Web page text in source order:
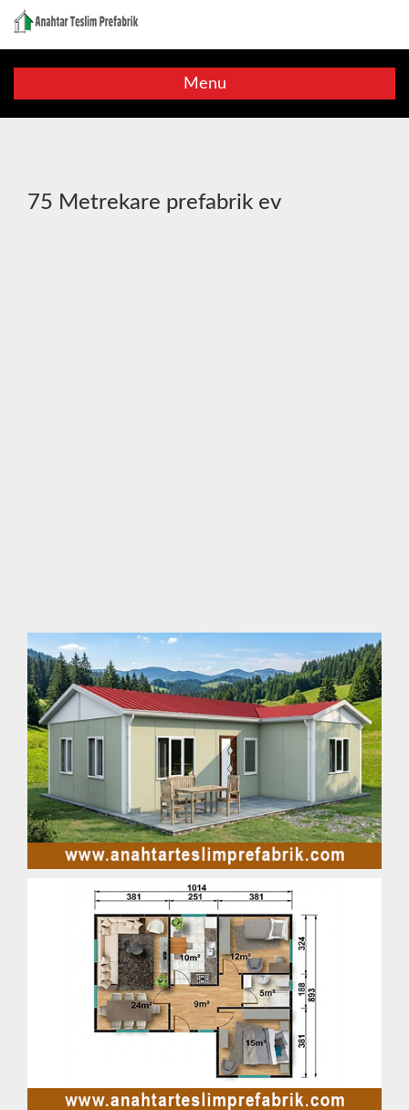
Menu
75 Metrekare prefabrik ev